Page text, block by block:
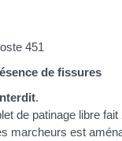
451
de fissures
.
de patinage libre fait
marcheurs est